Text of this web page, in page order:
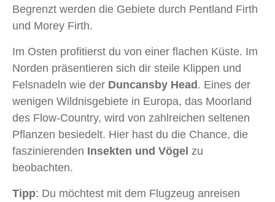
Begrenzt werden die Gebiete durch Pentland Firth
und Morey Firth.
Im Osten profitierst du von einer flachen Küste. Im
Norden präsentieren sich dir steile Klippen und
Felsnadeln wie der Duncansby Head . Eines der
wenigen Wildnisgebiete in Europa, das Moorland
des Flow-Country, wird von zahlreichen seltenen
Pflanzen besiedelt. Hier hast du die Chance, die
faszinierenden Insekten und Vögel zu
beobachten.
Tipp: Du möchtest mit dem Flugzeug anreisen